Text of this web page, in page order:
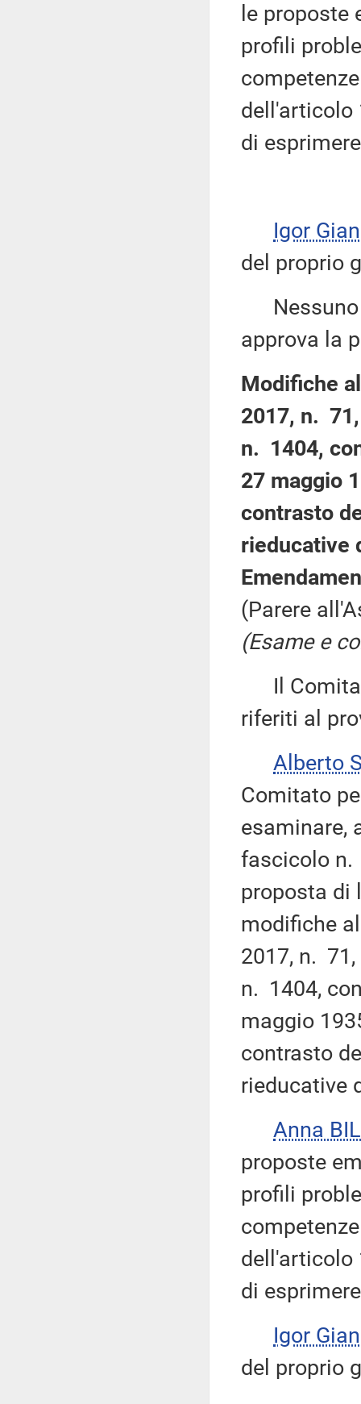
le proposte
profili
dell'articolo
di
Igor
del proprio
Nessuno
approva la
Modifiche
2017, n.
n. 1404,
27 maggio
contrasto
rieducative
(Parere
(Esame e
Il
riferiti al
Alberto
Comitato
esaminare,
fascicolo n.
proposta di
modifiche
2017, n.
n. 1404,
maggio
contrasto
rieducative
Anna
proposte
profili
dell'articolo
di
Igor
del proprio